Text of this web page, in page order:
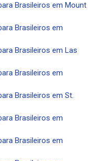
Brasileiros em Mount
Brasileiros em
Brasileiros em Las
Brasileiros em
Brasileiros em St.
Brasileiros em
Brasileiros em